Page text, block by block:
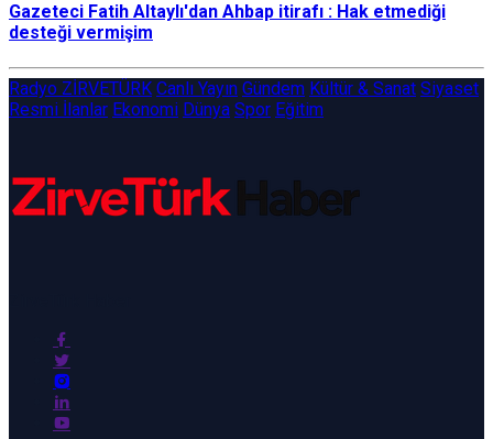
Gazeteci Fatih Altaylı'dan Ahbap itirafı : Hak etmediği
desteği vermişim
Radyo ZİRVETÜRK Canlı Yayın Gündem Kültür & Sanat Siyaset
Resmi İlanlar Ekonomi Dünya Spor Eğitim